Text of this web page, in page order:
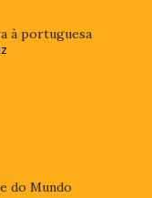
à portuguesa
do Mundo